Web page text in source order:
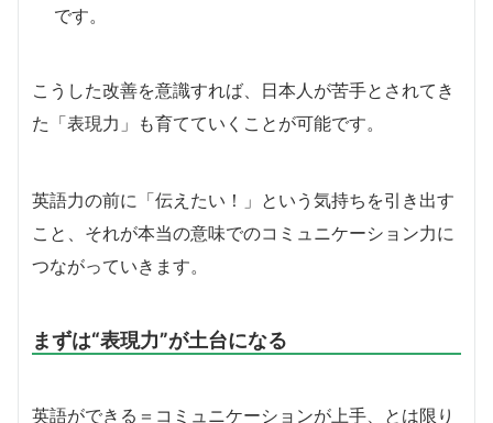
です。
こうした改善を意識すれば、日本人が苦手とされてき
た「表現力」も育てていくことが可能です。
英語力の前に「伝えたい！」という気持ちを引き出す
こと、それが本当の意味でのコミュニケーション力に
つながっていきます。
まずは“表現力”が土台になる
英語ができる＝コミュニケーションが上手、とは限り